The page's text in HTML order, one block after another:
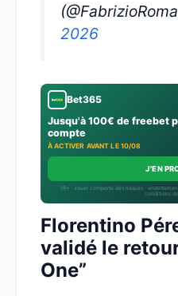
2026
Bet365
Jusqu'à 100€ de freebet
compte
À ACTIVER AVANT LE 10/08
J'EN
18+ · Jouer comporte des risques :
conditions de
Florentino
validé le
One”